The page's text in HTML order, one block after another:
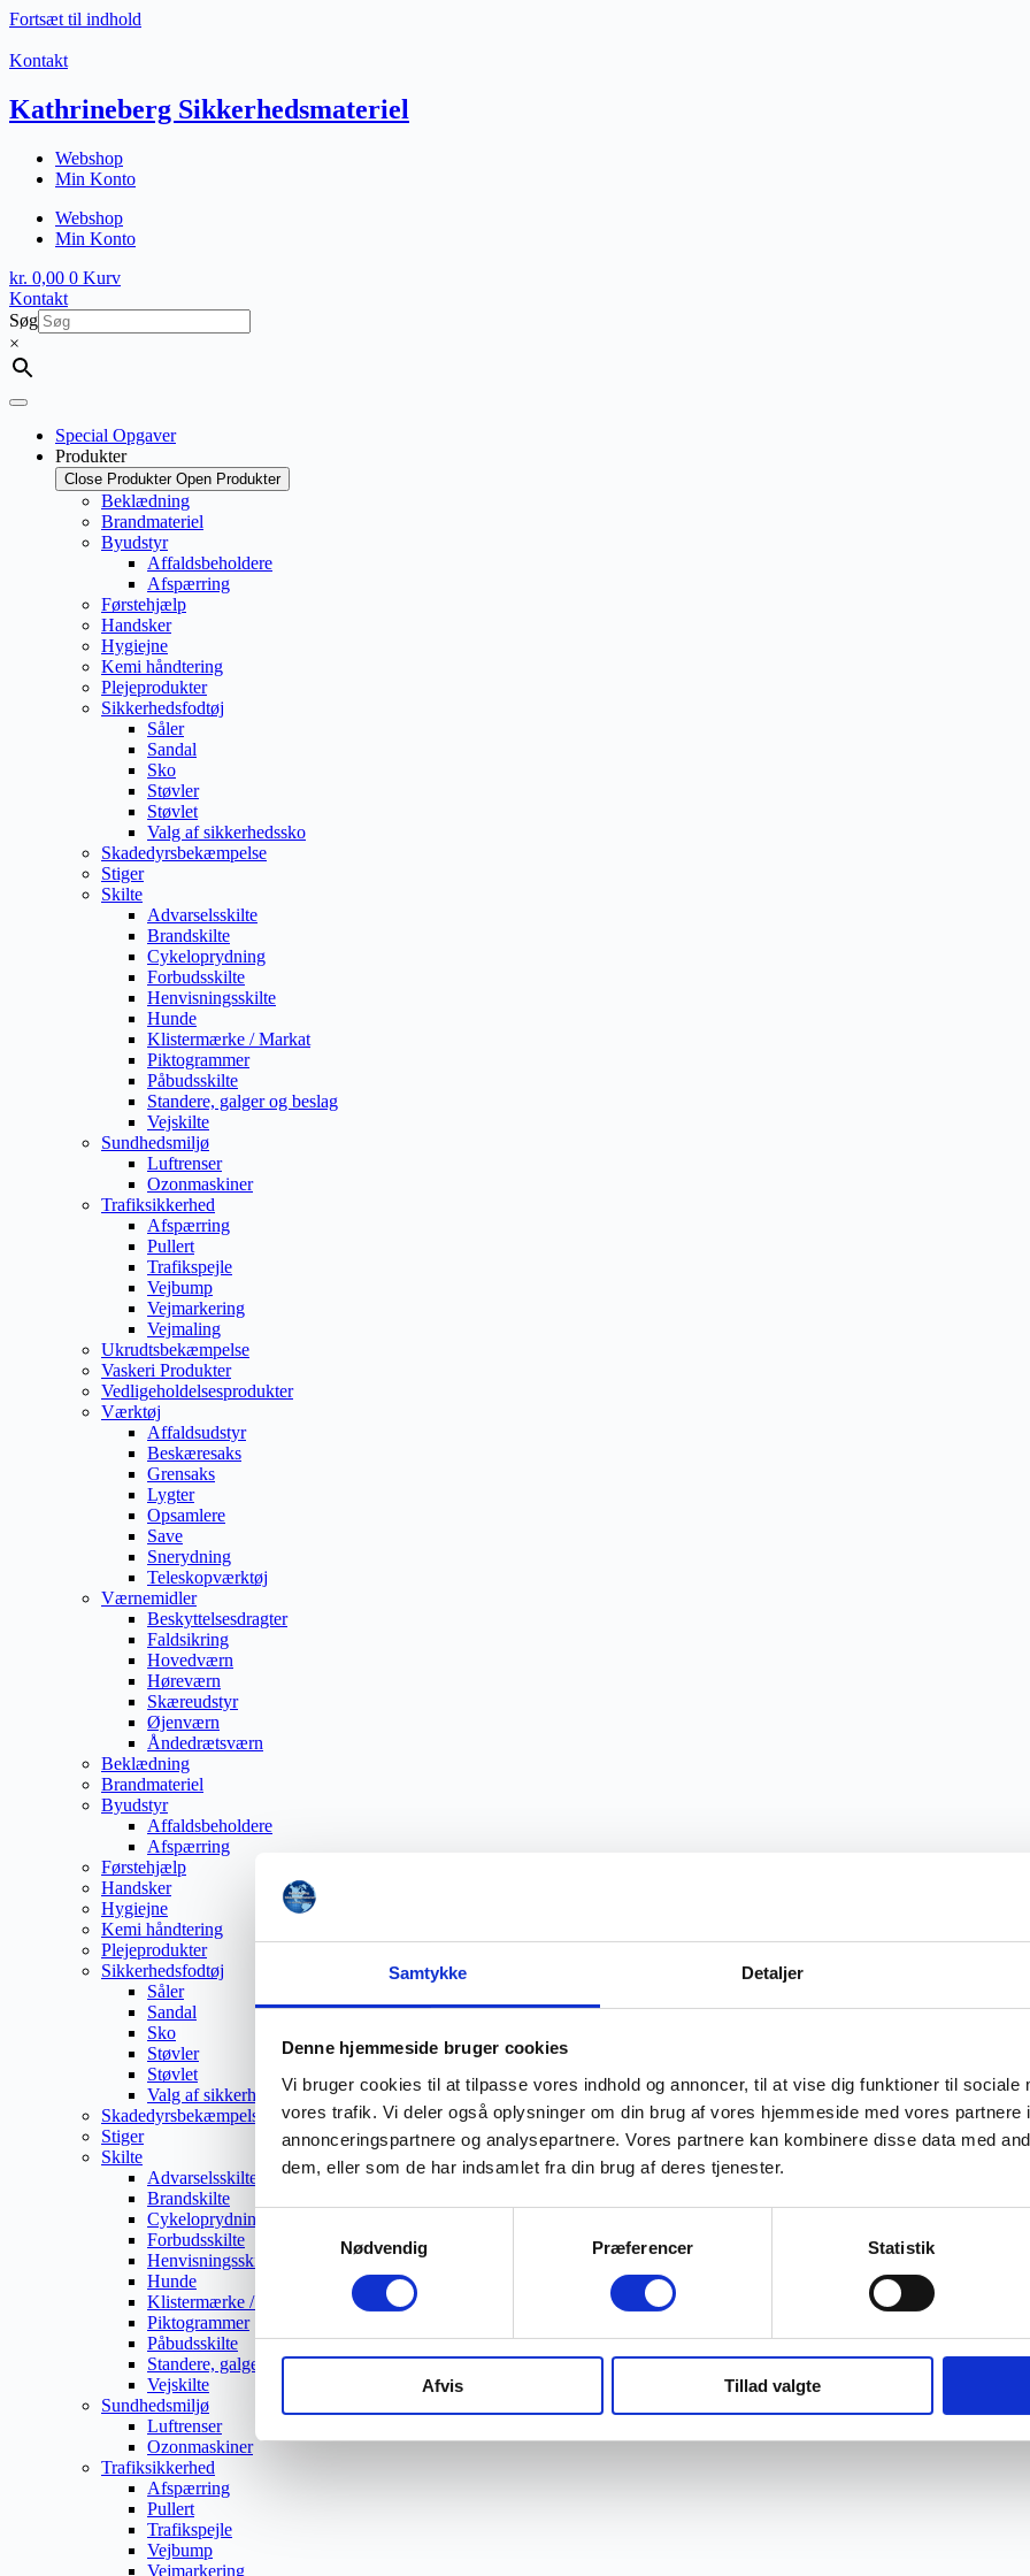
Samtykke Detaljer
Denne hjemmeside bruger cookies
Vi bruger cookies til at tilpasse vores indhold og annoncer, til at vise dig funktioner til sociale
vores trafik. Vi deler også oplysninger om din brug af vores hjemmeside med vores partnere
annonceringspartnere og analysepartnere. Vores partnere kan kombinere disse data med
dem, eller som de har indsamlet fra din brug af deres tjenester.
Samtykkevalg
Nødvendig
Præferencer Statistik
Afvis Tillad valgte
Fortsæt til indhold
Kontakt
Kathrineberg Sikkerhedsmateriel
Webshop
Min Konto
Webshop
Min Konto
kr. 0,00 0 Kurv
Kontakt
Søg
×
Special Opgaver
Produkter
Close Produkter Open Produkter
Beklædning
Brandmateriel
Byudstyr
Affaldsbeholdere
Afspærring
Førstehjælp
Handsker
Hygiejne
Kemi håndtering
Plejeprodukter
Sikkerhedsfodtøj
Såler
Sandal
Sko
Støvler
Støvlet
Valg af sikkerhedssko
Skadedyrsbekæmpelse
Stiger
Skilte
Advarselsskilte
Brandskilte
Cykeloprydning
Forbudsskilte
Henvisningsskilte
Hunde
Klistermærke / Markat
Piktogrammer
Påbudsskilte
Standere, galger og beslag
Vejskilte
Sundhedsmiljø
Luftrenser
Ozonmaskiner
Trafiksikkerhed
Afspærring
Pullert
Trafikspejle
Vejbump
Vejmarkering
Vejmaling
Ukrudtsbekæmpelse
Vaskeri Produkter
Vedligeholdelsesprodukter
Værktøj
Affaldsudstyr
Beskæresaks
Grensaks
Lygter
Opsamlere
Save
Snerydning
Teleskopværktøj
Værnemidler
Beskyttelsesdragter
Faldsikring
Hovedværn
Høreværn
Skæreudstyr
Øjenværn
Åndedrætsværn
Beklædning
Brandmateriel
Byudstyr
Affaldsbeholdere
Afspærring
Førstehjælp
Handsker
Hygiejne
Kemi håndtering
Plejeprodukter
Sikkerhedsfodtøj
Såler
Sandal
Sko
Støvler
Støvlet
Valg af sikkerhedssko
Skadedyrsbekæmpelse
Stiger
Skilte
Advarselsskilte
Brandskilte
Cykeloprydning
Forbudsskilte
Henvisningsskilte
Hunde
Klistermærke / Markat
Piktogrammer
Påbudsskilte
Standere, galger og beslag
Vejskilte
Sundhedsmiljø
Luftrenser
Ozonmaskiner
Trafiksikkerhed
Afspærring
Pullert
Trafikspejle
Vejbump
Vejmarkering